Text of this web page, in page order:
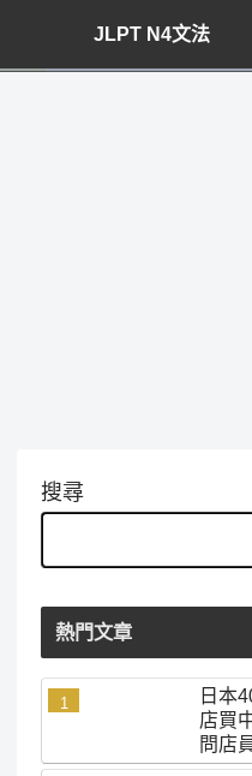
JLPT N4文法
搜尋
熱門文章
日本
店買
問店